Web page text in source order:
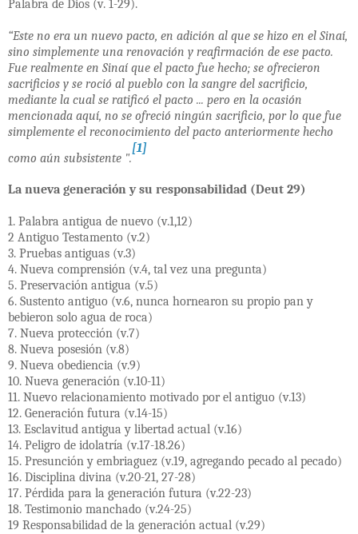
Palabra de Dios (v. 1-29).
“Este no era un nuevo pacto, en adición al que se hizo en el Sinaí,
sino simplemente una renovación y reafirmación de ese pacto.
Fue realmente en Sinaí que el pacto fue hecho; se ofrecieron
sacrificios y se roció al pueblo con la sangre del sacrificio,
mediante la cual se ratificó el pacto ... pero en la ocasión
mencionada aquí, no se ofreció ningún sacrificio, por lo que fue
simplemente el reconocimiento del pacto anteriormente hecho
como aún subsistente ".
[1]
La nueva generación y su responsabilidad (Deut 29)
1. Palabra antigua de nuevo (v.1,12)
2 Antiguo Testamento (v.2)
3. Pruebas antiguas (v.3)
4. Nueva comprensión (v.4, tal vez una pregunta)
5. Preservación antigua (v.5)
6. Sustento antiguo (v.6, nunca hornearon su propio pan y
bebieron solo agua de roca)
7. Nueva protección (v.7)
8. Nueva posesión (v.8)
9. Nueva obediencia (v.9)
10. Nueva generación (v.10-11)
11. Nuevo relacionamiento motivado por el antiguo (v.13)
12. Generación futura (v.14-15)
13. Esclavitud antigua y libertad actual (v.16)
14. Peligro de idolatría (v.17-18.26)
15. Presunción y embriaguez (v.19, agregando pecado al pecado)
16. Disciplina divina (v.20-21, 27-28)
17. Pérdida para la generación futura (v.22-23)
18. Testimonio manchado (v.24-25)
19 Responsabilidad de la generación actual (v.29)